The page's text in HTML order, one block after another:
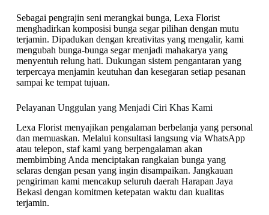
Sebagai pengrajin seni merangkai bunga, Lexa Florist
menghadirkan komposisi bunga segar pilihan dengan mutu
terjamin. Dipadukan dengan kreativitas yang mengalir, kami
mengubah bunga-bunga segar menjadi mahakarya yang
menyentuh relung hati. Dukungan sistem pengantaran yang
terpercaya menjamin keutuhan dan kesegaran setiap pesanan
sampai ke tempat tujuan.
Pelayanan Unggulan yang Menjadi Ciri Khas Kami
Lexa Florist menyajikan pengalaman berbelanja yang personal
dan memuaskan. Melalui konsultasi langsung via WhatsApp
atau telepon, staf kami yang berpengalaman akan
membimbing Anda menciptakan rangkaian bunga yang
selaras dengan pesan yang ingin disampaikan. Jangkauan
pengiriman kami mencakup seluruh daerah Harapan Jaya
Bekasi dengan komitmen ketepatan waktu dan kualitas
terjamin.